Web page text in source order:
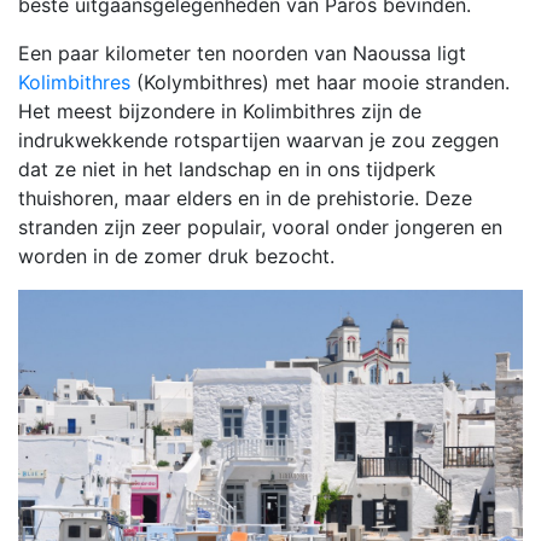
beste uitgaansgelegenheden van Paros bevinden.
Een paar kilometer ten noorden van Naoussa ligt
Kolimbithres (Kolymbithres) met haar mooie stranden.
Het meest bijzondere in Kolimbithres zijn de
indrukwekkende rotspartijen waarvan je zou zeggen
dat ze niet in het landschap en in ons tijdperk
thuishoren, maar elders en in de prehistorie. Deze
stranden zijn zeer populair, vooral onder jongeren en
worden in de zomer druk bezocht.